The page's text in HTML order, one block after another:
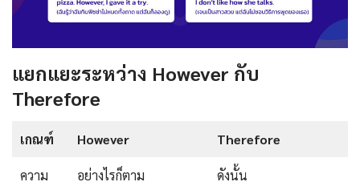
แยกแยะระหว่าง However กับ
Therefore
เกณฑ์ However Therefore
ความ
อย่างไรก็ตาม ดังนั้น